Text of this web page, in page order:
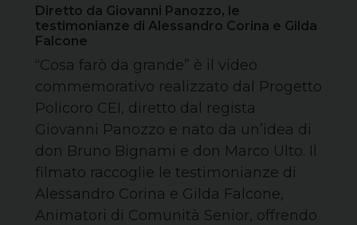
Diretto da Giovanni Panozzo, le
testimonianze di Alessandro Corina e Gilda
Falcone
“Cosa farò da grande” è il video
commemorativo realizzato dal Progetto
Policoro CEI, diretto dal regista
Giovanni Panozzo e nato da un’idea di
don Bruno Bignami e don Marco Ulto. Il
filmato raccoglie le testimonianze di
Alessandro Corina e Gilda Falcone,
Animatori di Comunità Senior, offrendo